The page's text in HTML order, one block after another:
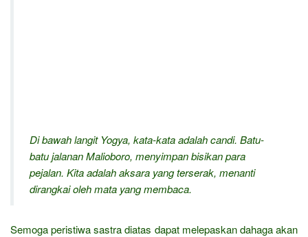
Di bawah langit Yogya, kata-kata adalah candi. Batu-
batu jalanan Malioboro, menyimpan bisikan para
pejalan. Kita adalah aksara yang terserak, menanti
dirangkai oleh mata yang membaca.
Semoga peristiwa sastra diatas dapat melepaskan dahaga akan